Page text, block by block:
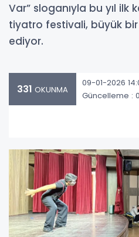
Var” sloganıyla bu yıl ilk
tiyatro festivali, büyük
ediyor.
331 OKUNMA
09-01-2026
Güncelleme :